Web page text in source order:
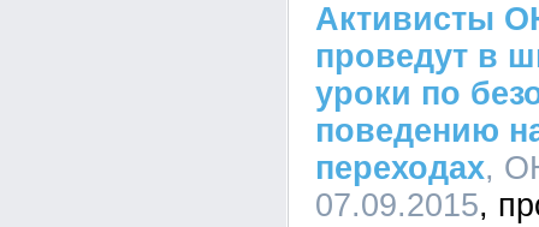
Активисты
проведут в
уроки по
поведению
переходах,
07.09.2015